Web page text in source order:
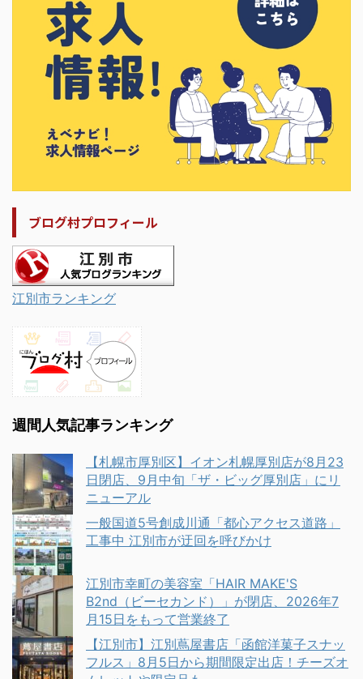
ブログ村プロフィール
江別市ランキング
週間人気記事ランキング
【札幌市厚別区】イオン札幌厚別店が8月23
日閉店、9月中旬「ザ・ビッグ厚別店」にリ
ニューアル
一般国道5号創成川通「都心アクセス道路」
工事中 江別市が迂回を呼びかけ
江別市幸町の美容室「HAIR MAKE'S
B2nd（ビーセカンド）」が閉店、2026年7
月15日をもって営業終了
【江別市】江別蔦屋書店「函館洋菓子スナッ
フルス」8月5日から期間限定出店！チーズオ